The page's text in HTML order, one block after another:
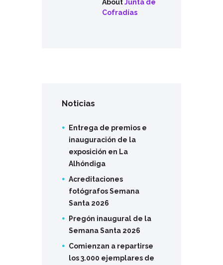
AboutJunta de
Cofradías
Noticias
Entrega de premios e
inauguración de la
exposición en La
Alhóndiga
Acreditaciones
fotógrafos Semana
Santa 2026
Pregón inaugural de la
Semana Santa 2026
Comienzan a repartirse
los 3.000 ejemplares de